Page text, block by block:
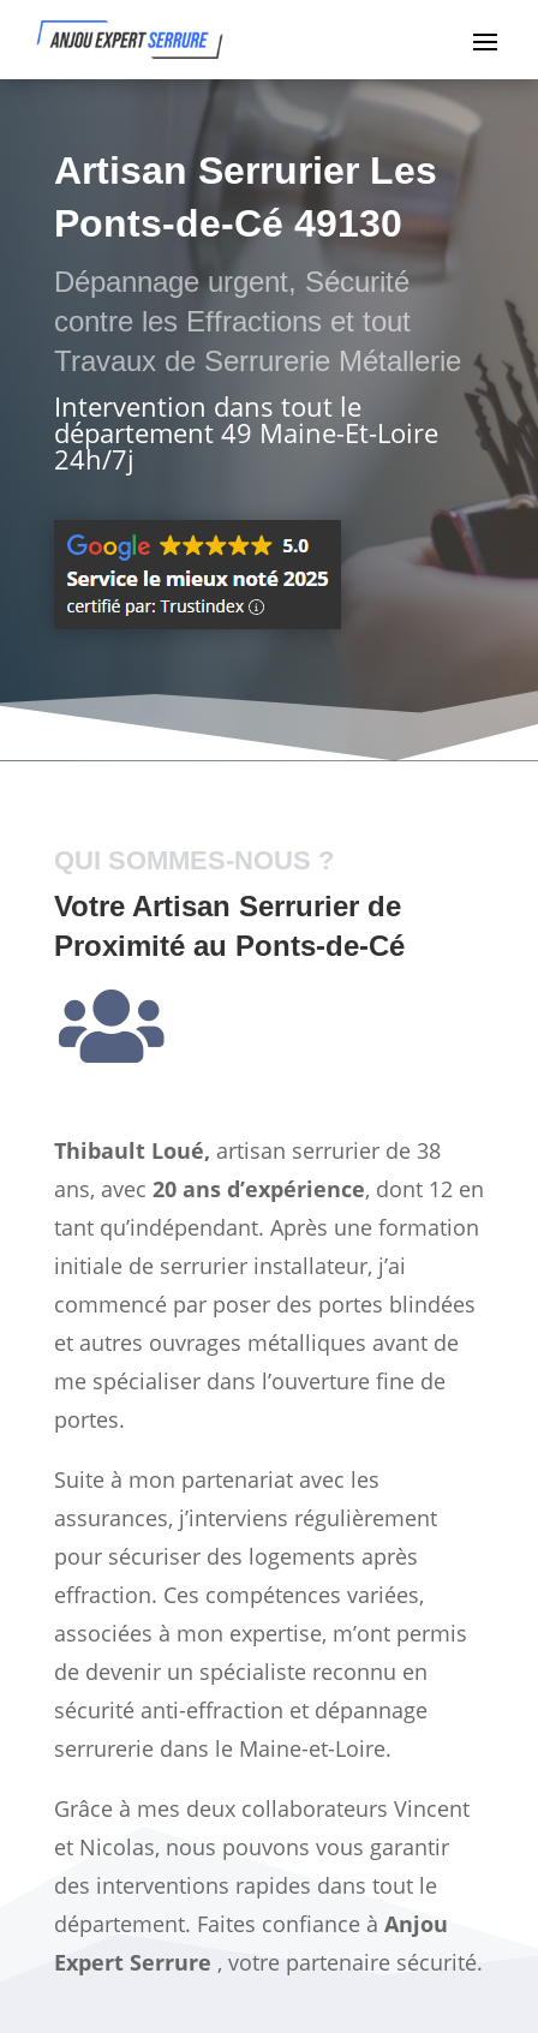
Artisan Serrurier Les
Ponts-de-Cé 49130
Dépannage urgent, Sécurité
contre les Effractions et tout
Travaux de Serrurerie Métallerie
Intervention dans tout le
département 49 Maine-Et-Loire
24h/7j
QUI SOMMES-NOUS ?
Votre Artisan Serrurier de
Proximité au Ponts-de-Cé

Thibault Loué, artisan serrurier de 38
ans, avec 20 ans d’expérience, dont 12 en
tant qu’indépendant. Après une formation
initiale de serrurier installateur, j’ai
commencé par poser des portes blindées
et autres ouvrages métalliques avant de
me spécialiser dans l’ouverture fine de
portes.
Suite à mon partenariat avec les
assurances, j’interviens régulièrement
pour sécuriser des logements après
effraction. Ces compétences variées,
associées à mon expertise, m’ont permis
de devenir un spécialiste reconnu en
sécurité anti-effraction et dépannage
serrurerie dans le Maine-et-Loire.
Grâce à mes deux collaborateurs Vincent
et Nicolas, nous pouvons vous garantir
des interventions rapides dans tout le
département. Faites confiance à Anjou
Expert Serrure , votre partenaire sécurité.